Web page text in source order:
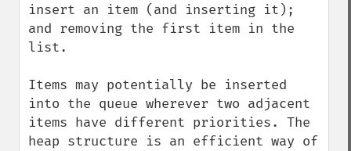
insert an item (and inserting it);
and removing the first item in the
list.
Items may potentially be inserted
into the queue wherever two adjacent
items have different priorities. The
heap structure is an efficient way of